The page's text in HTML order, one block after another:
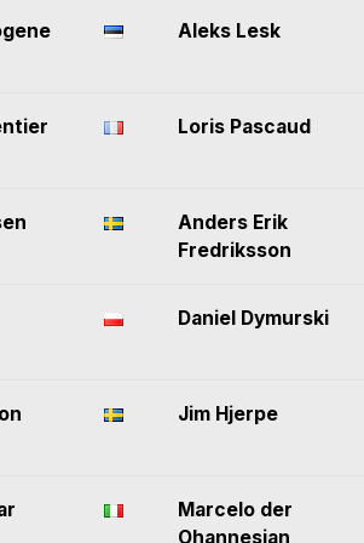
Aleks Lesk
Loris Pascaud
Anders Erik
Fredriksson
Daniel Dymurski
Jim Hjerpe
Marcelo der
Ohannesian